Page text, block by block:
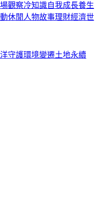
觀察冷知識自我成長養生
休閒 人物故事理財經濟世
守護環境變遷土地永續